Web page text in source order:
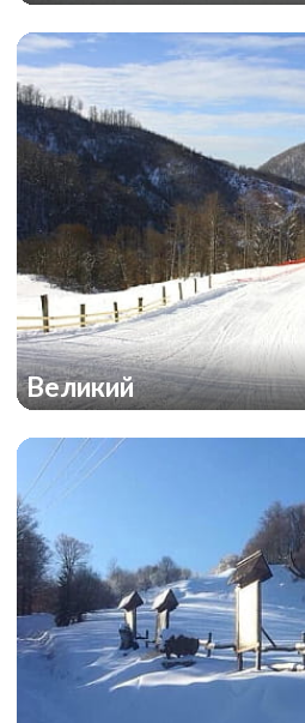
Великий